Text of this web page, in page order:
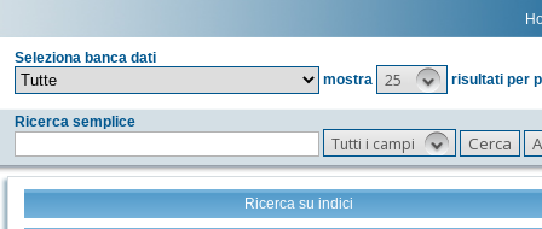
Seleziona banca dati
mostra
25 risultati per
Ricerca semplice
Tutti i campi
Ricerca su indici